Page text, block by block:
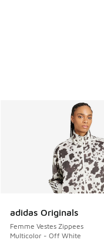
adidas Originals
Femme Vestes Zippees
Multicolor - Off White